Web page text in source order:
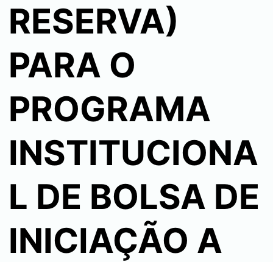
RESERVA)
PARA O
PROGRAMA
INSTITUCIONA
L DE BOLSA DE
INICIAÇÃO A